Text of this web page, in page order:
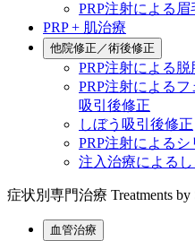
PRP注射による眉
PRP + 肌治療
他院修正／術後修正
PRP注射による脱
PRP注射による
吸引後修正
しぼう吸引後修正
PRP注射による
注入治療による
症状別専門治療 Treatments
血管治療